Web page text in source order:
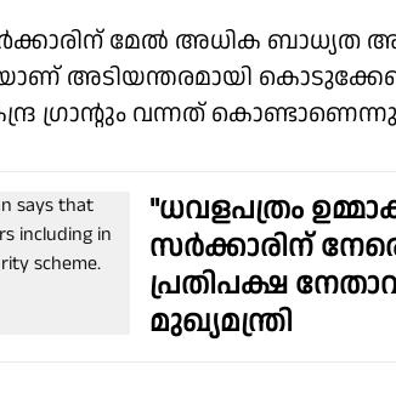
മേൽ അധിക ബാധ്യത
അടിയന്തരമായി
ഗ്രാൻ്റും വന്നത്
"ധവളപത്രം
സർക്കാരിന് നേരെ
പ്രതിപക്ഷ
മുഖ്യമന്ത്രി